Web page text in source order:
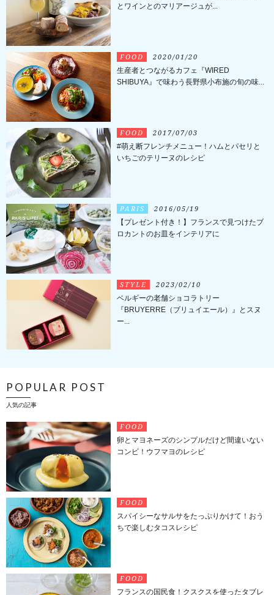
とワインとのマリアージュが...
FOOD 2020/01/20
生産者とつながるカフェ『WIRED
SHIBUYA』で味わう長野県小布施の旬の味...
FOOD 2017/07/03
#萌え断フレンチメニュー！ハムとパセリと
いちごのテリーヌのレシピ
PARIS 2016/05/19
【プレゼント付き！】フランスで見つけたブ
ロカントのお皿をインテリアに
STYLE 2023/02/10
ベルギーの老舗ショコラトリー
『BRUYERRE（ブリュイエール）』とスヌ
ー...
POPULAR POST
人気の記事
FOOD
卵とマヨネーズのシンプルだけど間違いない
コンビ！ウフマヨのレシピ
FOOD
スパイシーなサルサをたっぷりかけて！おう
ちで楽しむタコスレシピ
FOOD
フランスの国民食！クスクスを使ったタブレ